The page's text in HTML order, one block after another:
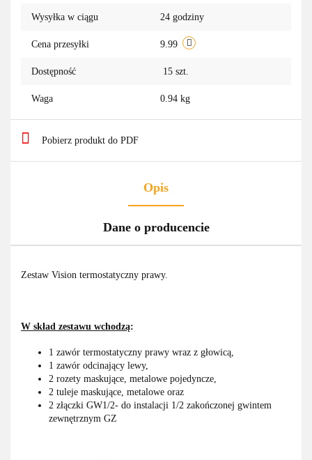
Wysyłka w ciągu 24 godziny
Cena przesyłki 9.99
Dostępność 15 szt.
Waga 0.94 kg
Pobierz produkt do PDF
Opis
Dane o producencie
Zestaw Vision termostatyczny prawy.
W skład zestawu wchodzą:
1 zawór termostatyczny prawy wraz z głowicą,
1 zawór odcinający lewy,
2 rozety maskujące, metalowe pojedyncze,
2 tuleje maskujące, metalowe oraz
2 złączki GW1/2- do instalacji 1/2 zakończonej gwintem
zewnętrznym GZ